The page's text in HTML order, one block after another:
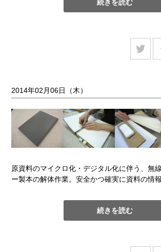
続きを読む
2014年02月06日（木）
原資料のマイクロ化・デジタル化に伴う、無
ー製本の解体作業。安全かつ確実に資料の情
ーから本体を外した後、5ミリ厚程度にさらに
影後は紐で平綴じし直し、カバーと接合して
続きを読む